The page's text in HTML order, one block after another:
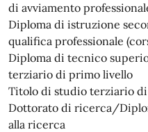
di avviamento
Diploma di istruzione
qualifica professionale
Diploma di tecnico
terziario di primo livello
Titolo di studio terziario
Dottorato di ricerca/
alla ricerca